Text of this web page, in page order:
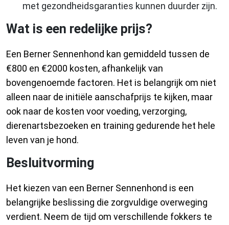
met gezondheidsgaranties kunnen duurder zijn.
Wat is een redelijke prijs?
Een Berner Sennenhond kan gemiddeld tussen de
€800 en €2000 kosten, afhankelijk van
bovengenoemde factoren. Het is belangrijk om niet
alleen naar de initiële aanschafprijs te kijken, maar
ook naar de kosten voor voeding, verzorging,
dierenartsbezoeken en training gedurende het hele
leven van je hond.
Besluitvorming
Het kiezen van een Berner Sennenhond is een
belangrijke beslissing die zorgvuldige overweging
verdient. Neem de tijd om verschillende fokkers te